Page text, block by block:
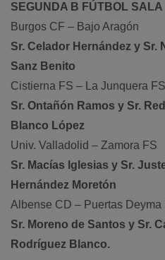
SEGUNDA B FÚTBOL SALA
Burgos CF – Bajo Aragón
Sr. Celador Hernández y Sr.
Sanz Benito
Cistierna FS – La Junquera FS
Sr. Ontañón Ramos y Sr.
Blanco López
Univ. Valladolid – Zamora FS
Sr. Macías Iglesias y Sr.
Hernández Moretón
Albense CD – Puertas Deyma
Sr. Moreno de Santos y Sr.
Rodríguez Blanco.